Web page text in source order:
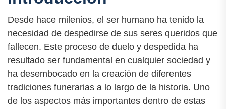
Desde hace milenios, el ser humano ha tenido la
necesidad de despedirse de sus seres queridos que
fallecen. Este proceso de duelo y despedida ha
resultado ser fundamental en cualquier sociedad y
ha desembocado en la creación de diferentes
tradiciones funerarias a lo largo de la historia. Uno
de los aspectos más importantes dentro de estas